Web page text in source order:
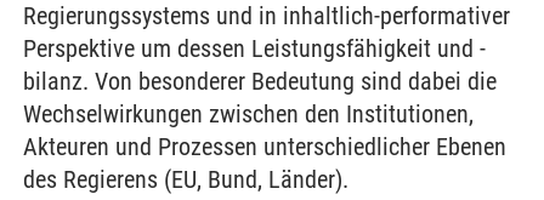
Regierungssystems und in inhaltlich-performativer
Perspektive um dessen Leistungsfähigkeit und -
bilanz. Von besonderer Bedeutung sind dabei die
Wechselwirkungen zwischen den Institutionen,
Akteuren und Prozessen unterschiedlicher Ebenen
des Regierens (EU, Bund, Länder).